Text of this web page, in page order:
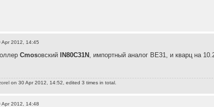
Apr 2012, 14:45
Cmosовский IN80C31N , импортный аналог ВЕ31, и кварц на
on 30 Apr 2012, 14:52, edited 3 times in total.
Apr 2012, 14:48